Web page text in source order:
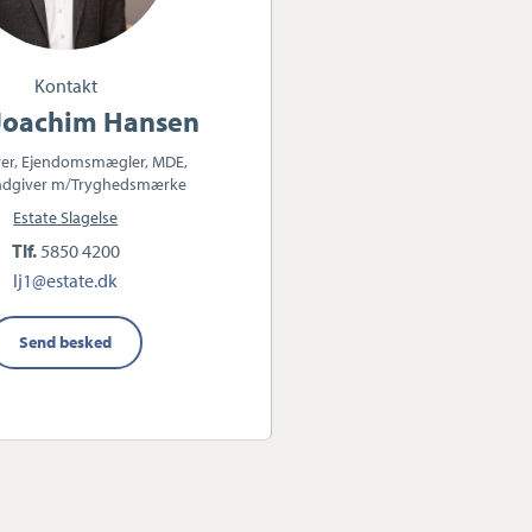
Kontakt
Hansen
Ejendomsmægler, MDE,
m/Tryghedsmærke
Estate Slagelse
Tlf. 5850 4200
lj1@estate.dk
Send besked